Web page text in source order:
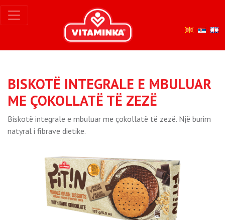
BISKOTË INTEGRALE E MBULUAR
ME ÇOKOLLATË TË ZEZË
Biskotë integrale e mbuluar me çokollatë të zezë. Një burim
natyral i fibrave dietike.